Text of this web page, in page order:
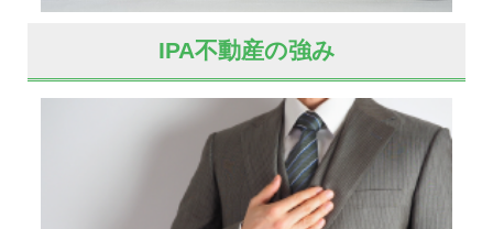
IPA不動産の強み